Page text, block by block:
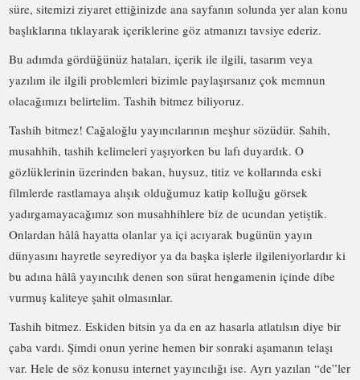
süre, sitemizi ziyaret ettiğinizde ana sayfanın solunda yer alan konu
başlıklarına tıklayarak içeriklerine göz atmanızı tavsiye ederiz.
Bu adımda gördüğünüz hataları, içerik ile ilgili, tasarım veya
yazılım ile ilgili problemleri bizimle paylaşırsanız çok memnun
olacağımızı belirtelim. Tashih bitmez biliyoruz.
Tashih bitmez! Cağaloğlu yayıncılarının meşhur sözüdür. Sahih,
musahhih, tashih kelimeleri yaşıyorken bu lafı duyardık. O
gözlüklerinin üzerinden bakan, huysuz, titiz ve kollarında eski
filmlerde rastlamaya alışık olduğumuz katip kolluğu görsek
yadırgamayacağımız son musahhihlere biz de ucundan yetiştik.
Onlardan hâlâ hayatta olanlar ya içi acıyarak bugünün yayın
dünyasını hayretle seyrediyor ya da başka işlerle ilgileniyorlardır ki
bu adına hâlâ yayıncılık denen son sürat hengamenin içinde dibe
vurmuş kaliteye şahit olmasınlar.
Tashih bitmez. Eskiden bitsin ya da en az hasarla atlatılsın diye bir
çaba vardı. Şimdi onun yerine hemen bir sonraki aşamanın telaşı
var. Hele de söz konusu internet yayıncılığı ise. Ayrı yazılan “de”ler